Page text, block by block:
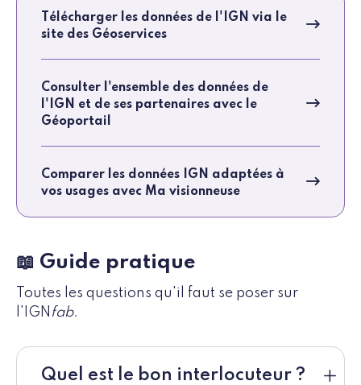
Télécharger les données de l'IGN via le
site des Géoservices
Consulter l'ensemble des données de
l'IGN et de ses partenaires avec le
Géoportail
Comparer les données IGN adaptées à
vos usages avec Ma visionneuse
📖 Guide pratique
Toutes les questions qu'il faut se poser sur
l'IGN fab.
Quel est le bon interlocuteur ?